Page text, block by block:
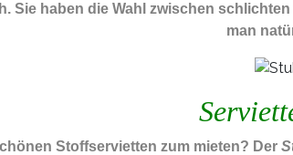
Sie haben die Wahl zwischen
man
Stoffservietten zum mieten? Der